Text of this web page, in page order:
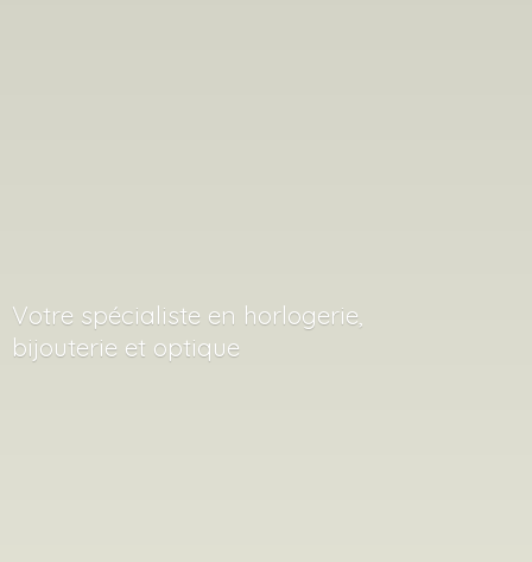
Votre spécialiste en horlogerie,
bijouterie et optique